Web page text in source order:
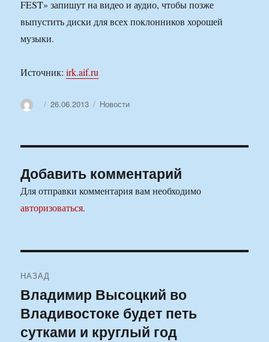
FEST» запишут на видео и аудио, чтобы позже
выпустить диски для всех поклонников хорошей
музыки.
Источник:irk.aif.ru
АвторОпубликовано
26.06.2013 Рубрики
Новости
Добавить комментарий
Для отправки комментария вам необходимо
авторизоваться.
по
записям
НАЗАД
Предыдущая
запись:
Владимир Высоцкий во
Владивостоке будет петь
сутками и круглый год